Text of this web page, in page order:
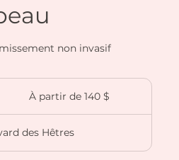
non invasif
À partir de 140 $
des Hêtres